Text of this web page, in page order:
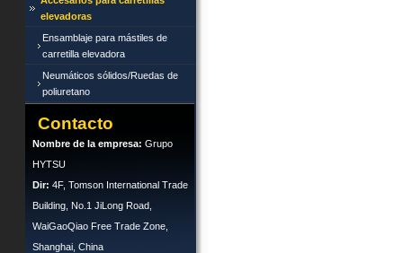
elevadoras
Ensamblaje para mástiles de
carretilla elevadora
Neumáticos sólidos/Ruedas de
poliuretano
Contacto
Nombre de la empresa: Grupo
HYTSU
Dir: 4F, Tomson International Trade
Building, No.1 JiLong Road,
WaiGaoQiao Free Trade Zone,
Shanghai, China